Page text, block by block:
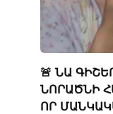
🚨 ՆԱ
ՆՈՐԱԾՆԻ
ՈՐ